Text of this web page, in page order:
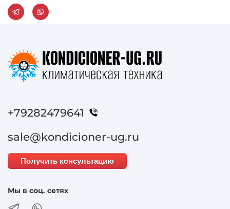
+79282479641
sale@kondicioner-ug.ru
Получить консультацию
Мы в соц. сетях